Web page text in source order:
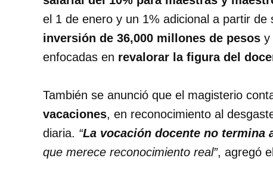
el 1 de enero y un 1% adicional a partir
inversión de 36,000 millones de pesos y
enfocadas en revalorar la figura del
También se anunció que el magisterio
vacaciones, en reconocimiento al
diaria. “La vocación docente no termina
que merece reconocimiento real”, agregó